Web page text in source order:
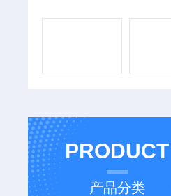
PRODUCT
产品分类